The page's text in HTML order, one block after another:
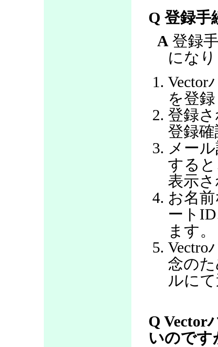
Q 登録手
A 登録
にな
Vector
を登
登録
登録
メー
する
表示
お名
ート
ます。
Vectro
念の
ルに
Q Vector
いのです